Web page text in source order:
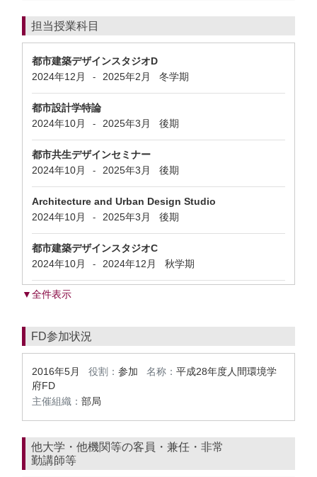
担当授業科目
都市建築デザインスタジオD
2024年12月
- 2025年2月 冬学期
都市設計学特論
2024年10月
- 2025年3月 後期
都市共生デザインセミナー
2024年10月
- 2025年3月 後期
Architecture and Urban Design Studio
2024年10月
- 2025年3月 後期
都市建築デザインスタジオC
2024年10月
- 2024年12月 秋学期
▼全件表示
FD参加状況
2016年5月 役割： 参加 名称： 平成28年度人間環境学
府FD
主催組織： 部局
他大学・他機関等の客員・兼任・非常
勤講師等